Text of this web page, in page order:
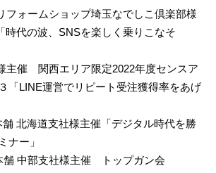
ォームショップ埼玉なでしこ倶楽部様
時代の波、SNSを楽しく乗りこなそ
主催 関西エリア限定2022年度センスア
「LINE運営でリピート受注獲得率をあげ
北海道支社様主催「デジタル時代を勝
ナー」
舗 中部支社様主催 トップガン会